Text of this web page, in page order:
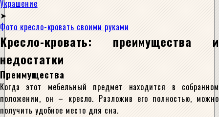
Украшение
Фото кресло-кровать своими руками
Кресло-кровать: преимущества и
недостатки
Преимущества
Когда этот мебельный предмет находится в собранном
положении, он – кресло. Разложив его полностью, можно
получить удобное место для сна.